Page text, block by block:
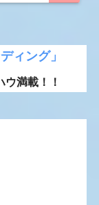
ィング」
満載！！